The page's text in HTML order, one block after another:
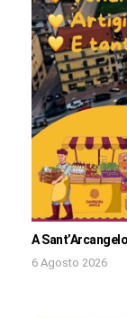
A
6 Agosto 2026